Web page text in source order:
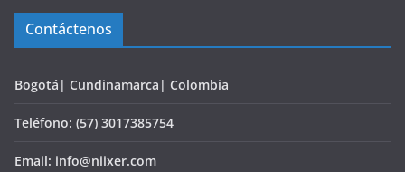
Contáctenos
Bogotá| Cundinamarca| Colombia
Teléfono: (57) 3017385754
Email: info@niixer.com